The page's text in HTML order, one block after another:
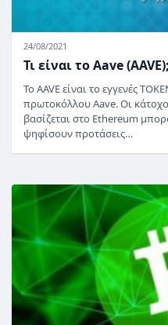
24/08/2021
Τι είναι το Aave (AAVE);
Το AAVE είναι το εγγενές
πρωτοκόλλου Aave. Οι
βασίζεται στο Ethereum
ψηφίσουν προτάσεις…